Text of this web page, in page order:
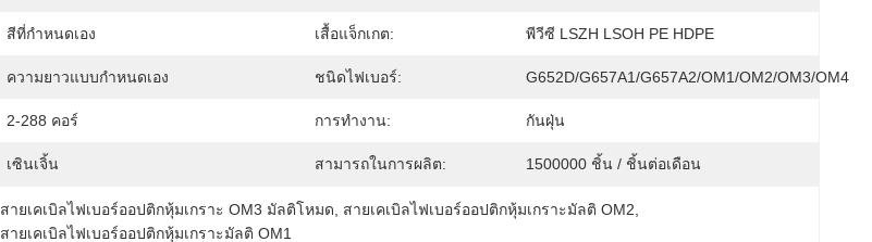
สีที่กำหนดเอง เสื้อแจ็กเกต: พีวีซี LSZH LSOH PE HDPE
ความยาวแบบกำหนดเอง ชนิดไฟเบอร์: G652D/G657A1/G657A2/OM1/OM2/OM3/OM4
2-288 คอร์ การทำงาน: กันฝุ่น
เซินเจิ้น สามารถในการผลิต: 1500000 ชิ้น / ชิ้นต่อเดือน
สายเคเบิลไฟเบอร์ออปติกหุ้มเกราะ OM3 มัลติโหมด สายเคเบิลไฟเบอร์ออปติกหุ้มเกราะมัลติ OM2
สายเคเบิลไฟเบอร์ออปติกหุ้มเกราะมัลติ OM1